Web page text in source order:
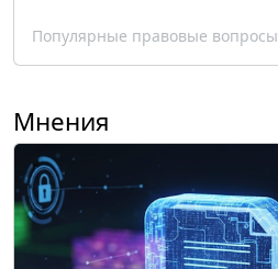
Популярные правовые вопросы
Мнения